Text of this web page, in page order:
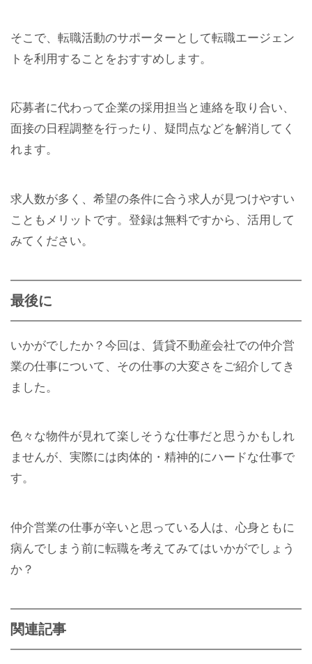
そこで、転職活動のサポーターとして転職エージェン
トを利用することをおすすめします。
応募者に代わって企業の採用担当と連絡を取り合い、
面接の日程調整を行ったり、疑問点などを解消してく
れます。
求人数が多く、希望の条件に合う求人が見つけやすい
こともメリットです。登録は無料ですから、活用して
みてください。
最後に
いかがでしたか？今回は、賃貸不動産会社での仲介営
業の仕事について、その仕事の大変さをご紹介してき
ました。
色々な物件が見れて楽しそうな仕事だと思うかもしれ
ませんが、実際には肉体的・精神的にハードな仕事で
す。
仲介営業の仕事が辛いと思っている人は、心身ともに
病んでしまう前に転職を考えてみてはいかがでしょう
か？
関連記事